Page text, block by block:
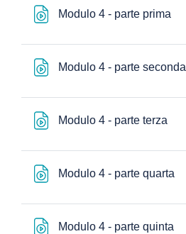
Modulo 4 - parte prima
Modulo 4 - parte seconda
Modulo 4 - parte terza
Modulo 4 - parte quarta
Modulo 4 - parte quinta